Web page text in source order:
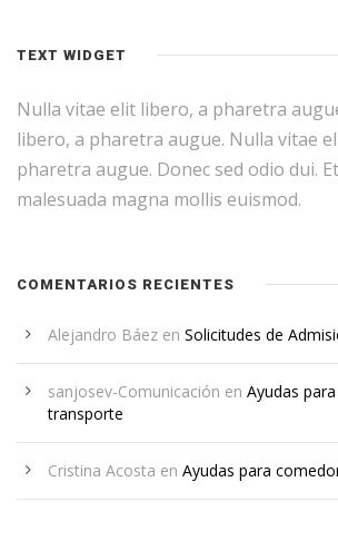
TEXT WIDGET
Nulla vitae elit libero, a pharetra
libero, a pharetra augue. Nulla vitae
pharetra augue. Donec sed odio dui.
malesuada magna mollis euismod.
COMENTARIOS RECIENTES
Alejandro Báez en Solicitudes de
sanjosev-Comunicación en Ayudas
transporte
Cristina Acosta en Ayudas para